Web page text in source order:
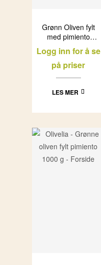
Grønn Oliven fylt
med pimiento
Olivelia i glass
(6x500ml)
Logg inn for å se
på priser
LES MER